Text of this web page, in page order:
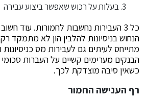
בעלות על רכוש שאפשר ביצוע עבירה
כל 3 העבירות נחשבות לחמורות. עוד
הנחוש בניסיונות להלבין הון לא מתמקד
מתייחס לעיתים גם לעבירות מס
הבנקים מערימים קשיים על העברות
כשאין סיבה מוצדקת לכך.
רף הענישה החמור